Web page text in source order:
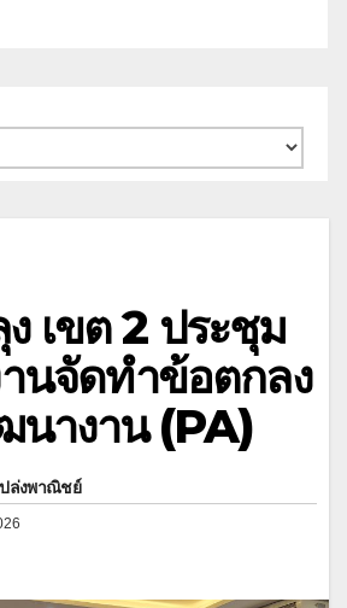
เขต 2 ประชุม
นจัดทำข้อตกลง
นางาน (PA)
ปล่งพาณิชย์